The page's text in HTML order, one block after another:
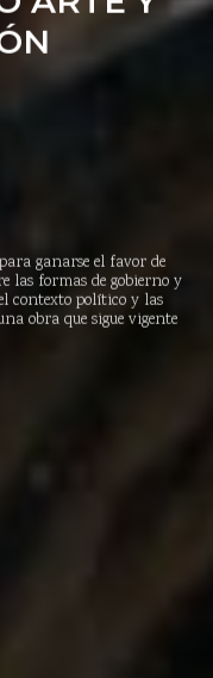
ganarse el favor de
las formas de gobierno y
contexto político y las
obra que sigue vigente